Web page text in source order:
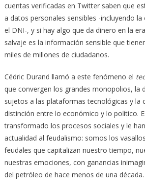
cuentas verificadas en Twitter saben que
a datos personales sensibles -incluyendo
el DNI-, y si hay algo que da dinero en la
salvaje es la información sensible que
miles de millones de ciudadanos.
Cédric Durand llamó a este fenómeno el
que convergen los grandes monopolios, la
sujetos a las plataformas tecnológicas y la
distinción entre lo económico y lo político.
transformado los procesos sociales y le
actualidad al feudalismo: somos los
feudales que capitalizan nuestro tiempo,
nuestras emociones, con ganancias
del petróleo de hace menos de una década.